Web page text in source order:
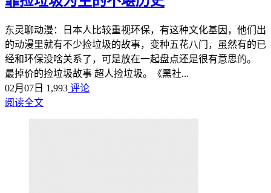
东灵聊动漫：日本人比较重视环保，有这种文化基因，他们出
的动漫里就有不少捡垃圾的故事，变种五花八门，虽然有的已
经和环保没啥关系了，可是放在一起盘点还是很有意思的。
最掉价的捡垃圾故事 超人捡垃圾。《黑社...
02月07日 1,993 评论
阅读全文